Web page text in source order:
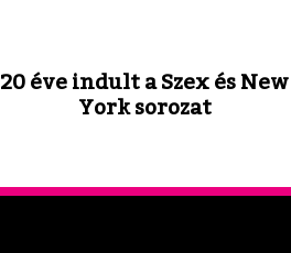
20 éve indult a Szex és New
York sorozat